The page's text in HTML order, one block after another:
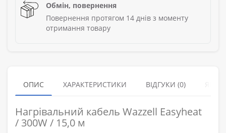
Обмін, повернення
Повернення протягом 14 днів з моменту
отримання товару
ОПИС ХАРАКТЕРИСТИКИ ВІДГУКИ (0)
Нагрівальний кабель Wazzell Easyheat
/ 300W / 15,0 м